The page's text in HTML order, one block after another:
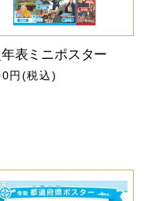
表ミニポスター
円(税込)